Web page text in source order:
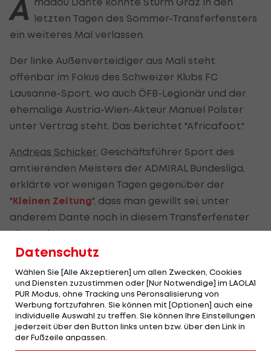
A letzten Tagen des Sommer-Transferfensters
ein weiteres Mal verlassen.
Der linke Außenverteidiger aus Mali steht
offenbar im Fokus des Schweizer Klubs FC
Lausanne-Sport, wo auch ÖFB-Legionär und der
ehemalige Austria-Wien-Akteur Manuel Polster
unter Vertrag steht. Das berichtet "Africafoot."
Andreas Schicker, Geschäftsführer Sport des
amtierenden Meisters der ADMIRAL Bundesliga,
erklärte vor wenigen Tagen gegenüber der
"Kleinen Zeitung", dass man gewillt sei, unter
anderem Dante noch in diesem Transferfenster
abzugeben.
Noch ist nicht bekannt, ob der Linksfuß, der bei
den Steirern einen Kontrakt bis zum Sommer 2026
hält, erneut auf Leihbasis die "Schwoazn"
verlassen oder bei einer entsprechenden Summe
verkauft wird. Gefordert wird offenbar eine
Ablösesumme von 700.000 Euro.
Datenschutz
Wählen Sie [Alle Akzeptieren] um allen Zwecken, Cookies
und Diensten zuzustimmen oder [Nur Notwendige] im LAOLA1
PUR Modus, ohne Tracking uns Peronsalisierung von
Werbung fortzufahren. Sie können mit [Optionen] auch eine
individuelle Auswahl zu treffen. Sie können Ihre Einstellungen
jederzeit über den Button links unten bzw. über den Link in
der Fußzeile anpassen.